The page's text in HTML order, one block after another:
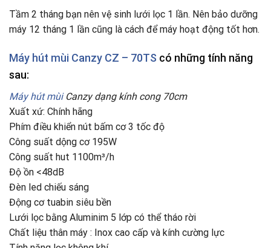
Tầm 2 tháng bạn nên vệ sinh lưới lọc 1 lần. Nên bảo dưỡng
máy 12 tháng 1 lần cũng là cách để máy hoạt động tốt hơn.
Máy hút mùi Canzy CZ – 70TS có những tính năng
sau:
Máy hút mùi Canzydạng kính cong 70cm
Xuất xứ: Chính hãng
Phím điều khiển nút bấm cơ 3 tốc độ
Công suất dộng cơ 195W
Công suất hut 1100m³/h
Độ ồn <48dB
Đèn led chiếu sáng
Động cơ tuabin siêu bền
Lưới lọc bằng Aluminim 5 lớp có thể tháo rời
Chất liệu thân máy : Inox cao cấp và kính cường lực